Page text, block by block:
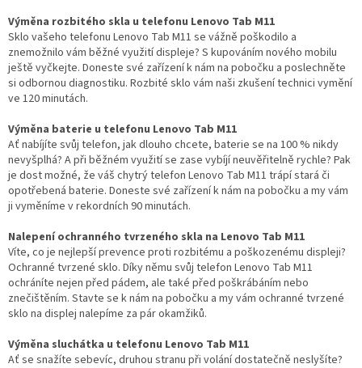
Výměna rozbitého skla u telefonu Lenovo Tab M11
Sklo vašeho telefonu Lenovo Tab M11 se vážně poškodilo a
znemožnilo vám běžné využití displeje? S kupováním nového mobilu
ještě vyčkejte. Doneste své zařízení k nám na pobočku a poslechněte
si odbornou diagnostiku. Rozbité sklo vám naši zkušení technici vymění
ve 120 minutách.
Výměna baterie u telefonu Lenovo Tab M11
Ať nabíjíte svůj telefon, jak dlouho chcete, baterie se na 100 % nikdy
nevyšplhá? A při běžném využití se zase vybíjí neuvěřitelně rychle? Pak
je dost možné, že váš chytrý telefon Lenovo Tab M11 trápí stará či
opotřebená baterie. Doneste své zařízení k nám na pobočku a my vám
ji vyměníme v rekordních 90 minutách.
Nalepení ochranného tvrzeného skla na Lenovo Tab M11
Víte, co je nejlepší prevence proti rozbitému a poškozenému displeji?
Ochranné tvrzené sklo. Díky němu svůj telefon Lenovo Tab M11
ochráníte nejen před pádem, ale také před poškrábáním nebo
znečištěním. Stavte se k nám na pobočku a my vám ochranné tvrzené
sklo na displej nalepíme za pár okamžiků.
Výměna sluchátka u telefonu Lenovo Tab M11
Ať se snažíte sebevíc, druhou stranu při volání dostatečně neslyšíte?